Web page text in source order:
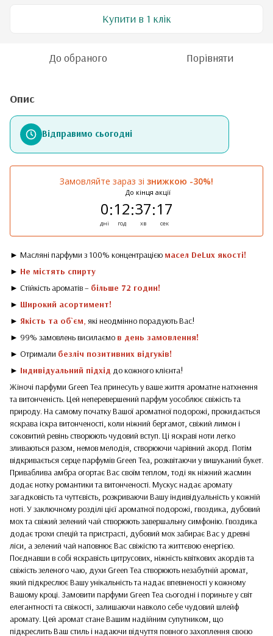
Купити в 1 клік
До обраного Порівняти
Опис
Відправимо сьогодні
Замовляйте зараз зі знижкою -30%!
До кінця акції
0
дні
:12
год
:37
хв
:17
сек
► Масляні парфуми з 100% концентрацією масел DeLux якості!
► Не містять спирту
► Стійкість ароматів – більше 72 годин!
► Широкий асортимент!
► Якість та об`єм які неодмінно порадують Вас!
► 99% замовлень висилаємо в день замовлення!
► Отримали безліч позитивних відгуків!
► Індивідуальний підхід до кожного клієнта!
Жіночі парфуми Green Tea принесуть у ваше життя ароматне натхнення
та витонченість. Цей неперевершений парфум уособлює свіжість та
природу. На самому початку Вашої ароматної подорожі, прокидається
яскрава іскра витонченості, коли ніжний бергамот, свіжий лимон і
соковитий ревінь створюють чудовий вступ. Ці яскраві ноти легко
зливаються разом, немов мелодія, створюючи чарівний акорд. Потім
відкривається серце парфумів Green Tea, розквітаючи у вишуканий букет.
Приваблива амбра огортає Вас своїм теплом, тоді як ніжний жасмин
додає нотку романтики та витонченості. Мускус надає аромату
загадковість та чуттєвість, розкриваючи Вашу індивідуальність у кожній
ноті. У заключному розділі цієї ароматної подорожі, гвоздика, дубовий
мох та свіжий зелений чай створюють завершальну симфонію. Гвоздика
додає трохи спецій та пристрасті, дубовий мох забирає Вас у древні
ліси, а зелений чай наповнює Вас свіжістю та життєвою енергією.
Поєднавши в собі яскравість цитрусових, ніжність квіткових акордів та
свіжість зеленого чаю, духи Green Tea створюють незабутній аромат,
який підкреслює Вашу унікальність та надає впевненості у кожному
Вашому кроці. Замовити парфуми Green Tea сьогодні і пориньте у світ
елегантності та свіжості, залишаючи навколо себе чудовий шлейф
аромату. Цей аромат стане Вашим надійним супутником, що
підкреслить Ваш стиль і надаючи відчуття повного захоплення своєю